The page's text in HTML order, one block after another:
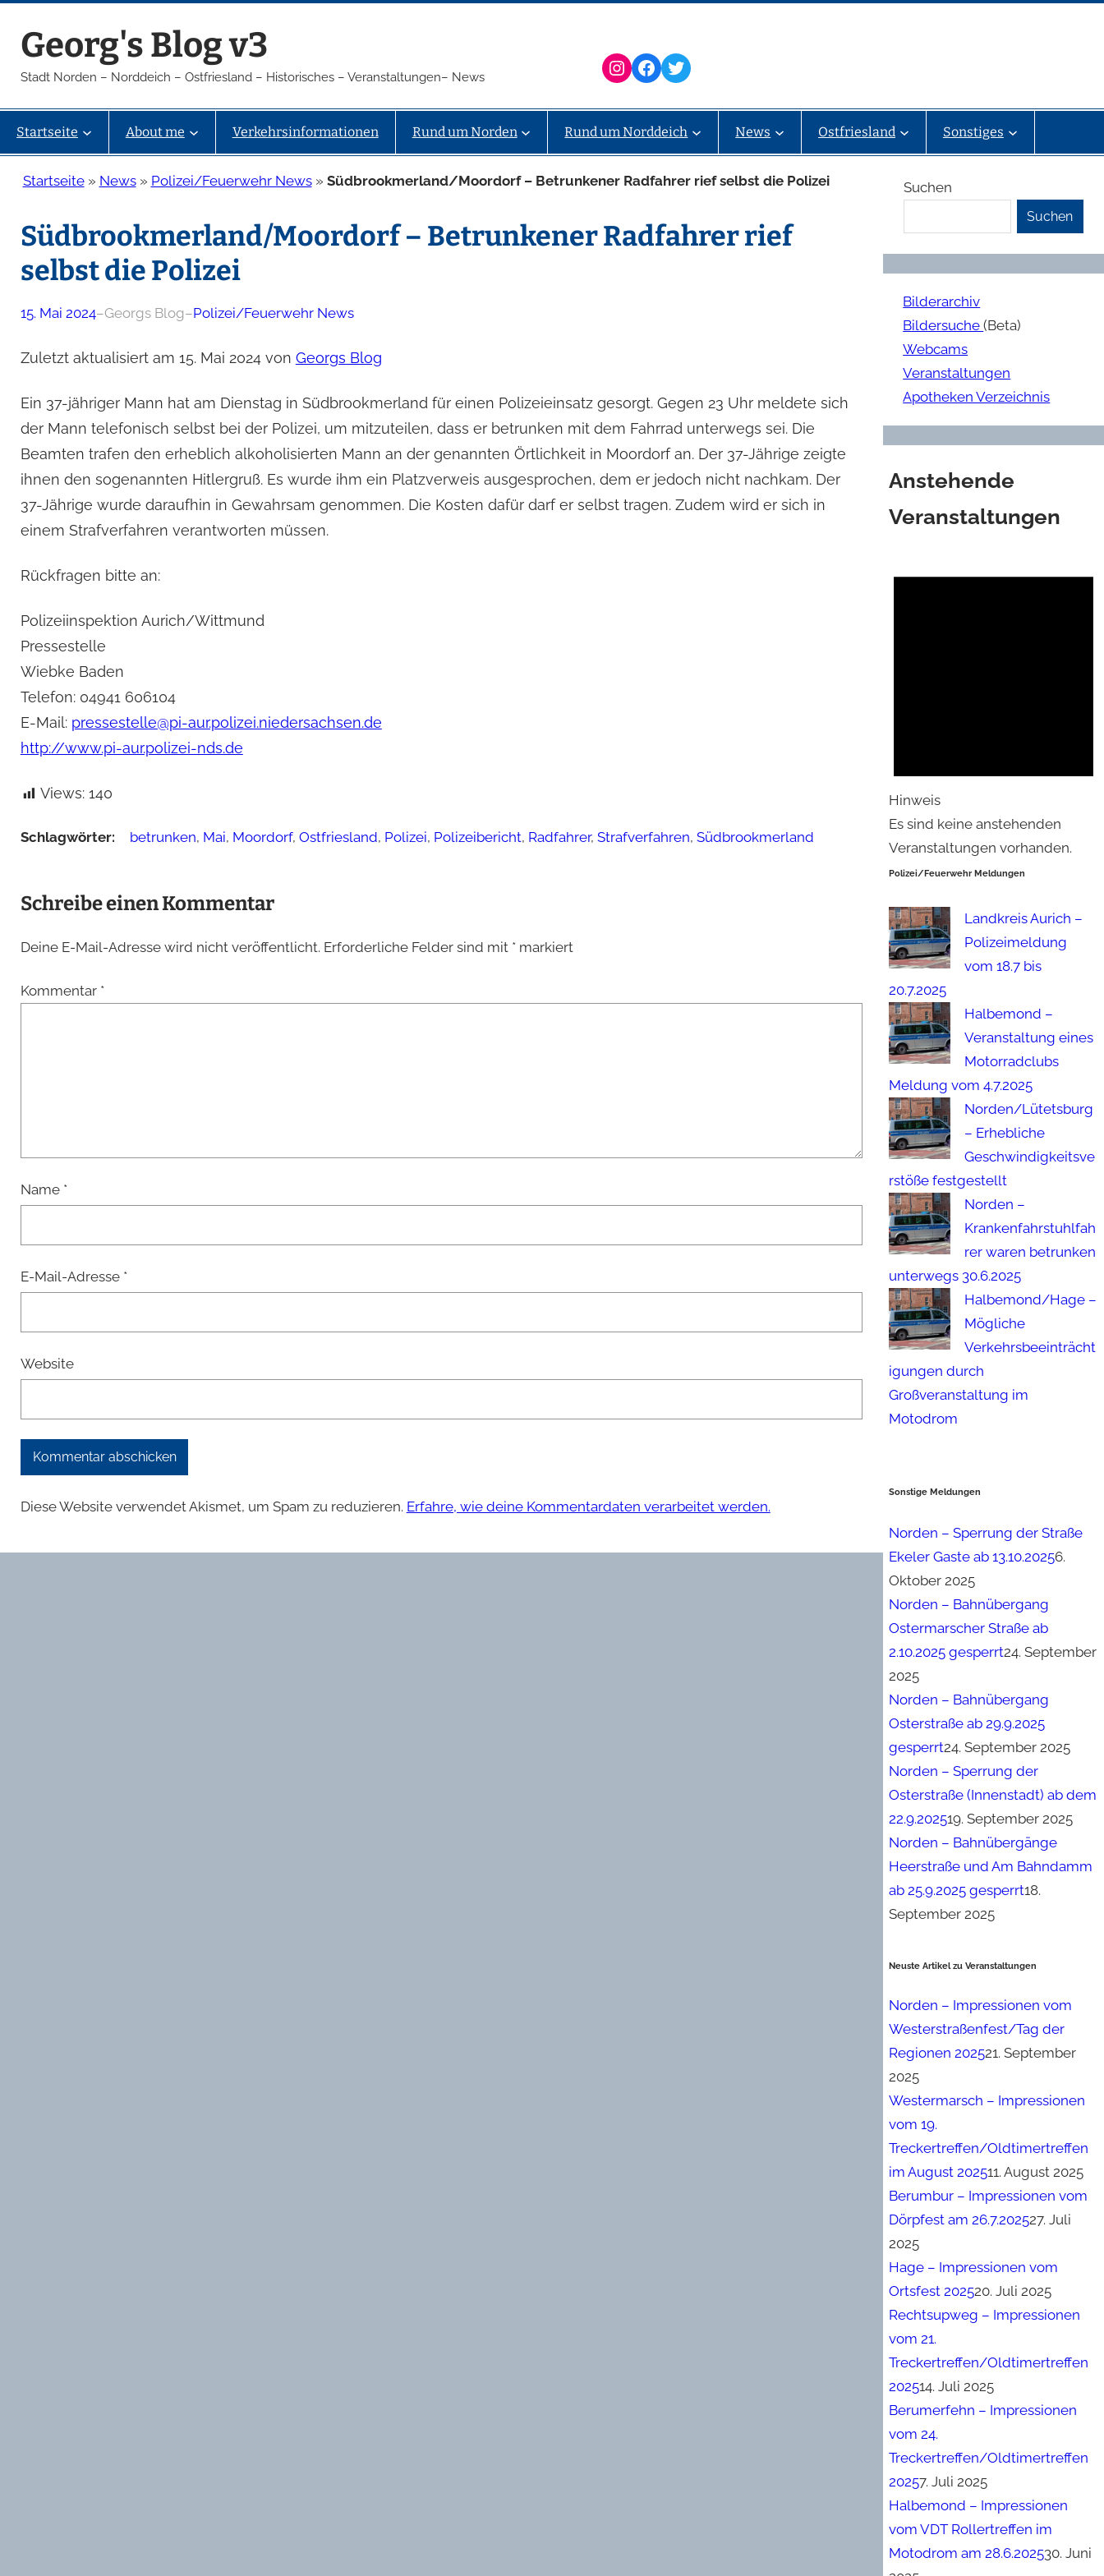
Inhalt
springen
Georg's Blog v3
Stadt Norden – Norddeich – Ostfriesland – Historisches – Veranstaltungen– News Instagram Facebook Twitter
Startseite About me Verkehrsinformationen Rund um Norden Rund um Norddeich News Ostfriesland Sonstiges
Startseite» News» Polizei/Feuerwehr News» Südbrookmerland/Moordorf – Betrunkener Radfahrer rief selbst die Polizei
Südbrookmerland/Moordorf – Betrunkener Radfahrer rief
selbst die Polizei
15. Mai 2024–Georgs Blog–Polizei/Feuerwehr News
Zuletzt aktualisiert am 15. Mai 2024 von Georgs Blog
Ein 37-jähriger Mann hat am Dienstag in Südbrookmerland für einen Polizeieinsatz gesorgt. Gegen 23 Uhr meldete sich
der Mann telefonisch selbst bei der Polizei, um mitzuteilen, dass er betrunken mit dem Fahrrad unterwegs sei. Die
Beamten trafen den erheblich alkoholisierten Mann an der genannten Örtlichkeit in Moordorf an. Der 37-Jährige zeigte
ihnen den sogenannten Hitlergruß. Es wurde ihm ein Platzverweis ausgesprochen, dem er jedoch nicht nachkam. Der
37-Jährige wurde daraufhin in Gewahrsam genommen. Die Kosten dafür darf er selbst tragen. Zudem wird er sich in
einem Strafverfahren verantworten müssen.
Rückfragen bitte an:
Polizeiinspektion Aurich/Wittmund
Pressestelle
Wiebke Baden
Telefon: 04941 606104
E-Mail: pressestelle@pi-aur.polizei.niedersachsen.de
http://www.pi-aur.polizei-nds.de
Views: 140
Schlagwörter: betrunken, Mai, Moordorf, Ostfriesland, Polizei, Polizeibericht, Radfahrer, Strafverfahren, Südbrookmerland
Schreibe einen Kommentar
Deine E-Mail-Adresse wird nicht veröffentlicht. Erforderliche Felder sind mit *markiert
Kommentar *
Name *
E-Mail-Adresse *
Website
Diese Website verwendet Akismet, um Spam zu reduzieren. Erfahre, wie deine Kommentardaten verarbeitet werden.
Suchen
Suchen
Bilderarchiv
Bildersuche(Beta)
Webcams
Veranstaltungen
Apotheken Verzeichnis
Anstehende
Veranstaltungen
Hinweis
Es sind keine anstehenden
Veranstaltungen vorhanden.
Polizei/Feuerwehr Meldungen
Landkreis Aurich –
Polizeimeldung
vom 18.7 bis
20.7.2025
Halbemond –
Veranstaltung eines
Motorradclubs
Meldung vom 4.7.2025
Norden/Lütetsburg
– Erhebliche
Geschwindigkeitsve
rstöße festgestellt
Norden –
Krankenfahrstuhlfah
rer waren betrunken
unterwegs 30.6.2025
Halbemond/Hage –
Mögliche
Verkehrsbeeinträcht
igungen durch
Großveranstaltung im
Motodrom
Sonstige Meldungen
Norden – Sperrung der Straße
Ekeler Gaste ab 13.10.20256.
Oktober 2025
Norden – Bahnübergang
Ostermarscher Straße ab
2.10.2025 gesperrt24. September
2025
Norden – Bahnübergang
Osterstraße ab 29.9.2025
gesperrt24. September 2025
Norden – Sperrung der
Osterstraße (Innenstadt) ab dem
22.9.202519. September 2025
Norden – Bahnübergänge
Heerstraße und Am Bahndamm
ab 25.9.2025 gesperrt18.
September 2025
Neuste Artikel zu Veranstaltungen
Norden – Impressionen vom
Westerstraßenfest/Tag der
Regionen 202521. September
2025
Westermarsch – Impressionen
vom 19.
Treckertreffen/Oldtimertreffen
im August 202511. August 2025
Berumbur – Impressionen vom
Dörpfest am 26.7.202527. Juli
2025
Hage – Impressionen vom
Ortsfest 202520. Juli 2025
Rechtsupweg – Impressionen
vom 21.
Treckertreffen/Oldtimertreffen
202514. Juli 2025
Berumerfehn – Impressionen
vom 24.
Treckertreffen/Oldtimertreffen
20257. Juli 2025
Halbemond – Impressionen
vom VDT Rollertreffen im
Motodrom am 28.6.202530. Juni